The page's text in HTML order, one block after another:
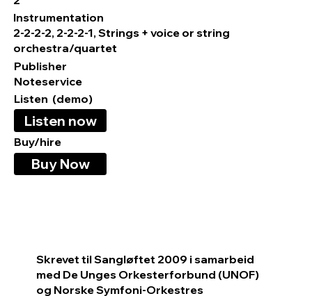
Instrumentation
2-2-2-2, 2-2-2-1, Strings + voice or string
orchestra/quartet
Publisher
Noteservice
Listen (demo)
Listen now
Buy/hire
Buy Now
Skrevet til Sangløftet 2009 i samarbeid
med De Unges Orkesterforbund (UNOF)
og Norske Symfoni-Orkestres